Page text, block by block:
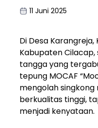
11 Juni 2025
Di Desa
Kabupaten
tangga yang
tepung MOCAF
mengolah
berkualitas tinggi,
menjadi kenyataan.